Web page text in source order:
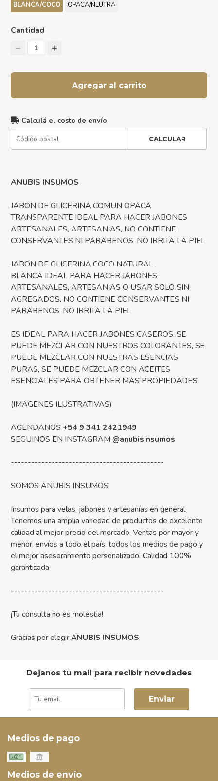
BLANCA/COCO OPACA/NEUTRA
Cantidad
1
Agregar al carrito
Calculá el costo de envío
CALCULAR
ANUBIS INSUMOS
JABON DE GLICERINA COMUN OPACA
TRANSPARENTE IDEAL PARA HACER JABONES
ARTESANALES, ARTESANIAS, NO CONTIENE
CONSERVANTES NI PARABENOS, NO IRRITA LA PIEL
JABON DE GLICERINA COCO NATURAL
BLANCA IDEAL PARA HACER JABONES
ARTESANALES, ARTESANIAS O USAR SOLO SIN
AGREGADOS, NO CONTIENE CONSERVANTES NI
PARABENOS, NO IRRITA LA PIEL
ES IDEAL PARA HACER JABONES CASEROS, SE
PUEDE MEZCLAR CON NUESTROS COLORANTES, SE
PUEDE MEZCLAR CON NUESTRAS ESENCIAS
PURAS, SE PUEDE MEZCLAR CON ACEITES
ESENCIALES PARA OBTENER MAS PROPIEDADES
(IMAGENES ILUSTRATIVAS)
AGENDANOS +54 9 341 2421949
SEGUINOS EN INSTAGRAM@anubisinsumos
---------------------------------------------
SOMOS ANUBIS INSUMOS
Insumos para velas, jabones y artesanías en general.
Tenemos una amplia variedad de productos de excelente
calidad al mejor precio del mercado. Ventas por mayor y
menor, envíos a todo el país, todos los medios de pago y
el mejor asesoramiento personalizado. Calidad 100%
garantizada
---------------------------------------------
¡Tu consulta no es molestia!
Gracias por elegirANUBIS INSUMOS
Dejanos tu mail para recibir novedades
Enviar
Medios de pago
Medios de envío